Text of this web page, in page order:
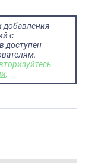
добавления
с
доступен
.